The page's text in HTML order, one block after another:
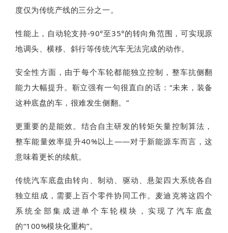
度仅为传统产线的三分之一。
性能上，自动轮支持-90°至35°的转向角范围，可实现原
地调头、横移、斜行等传统汽车无法完成的动作。
安全性方面，由于每个车轮都能独立控制，整车抗侧翻
能力大幅提升。靳立强有一句很直白的话：“未来，装备
这种底盘的车，很难发生侧翻。”
更重要的是能效。结合自主研发的转矩矢量控制算法，
整车能量效率提升40%以上——对于新能源车而言，这
意味着更长的续航。
传统汽车底盘由转向、制动、驱动、悬架四大系统各自
独立组成，需要上百个零件协同工作。麦迪克将这四个
系统全部集成进单个车轮模块，实现了汽车底盘
的“100%模块化重构”。